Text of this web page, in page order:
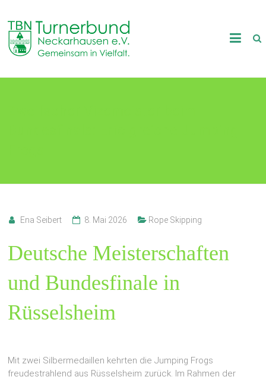
content
TB
Neckarhausen
Ena Seibert 8. Mai 2026 Rope Skipping
Deutsche Meisterschaften
und Bundesfinale in
Rüsselsheim
Mit zwei Silbermedaillen kehrten die Jumping Frogs
freudestrahlend aus Rüsselsheim zurück. Im Rahmen der